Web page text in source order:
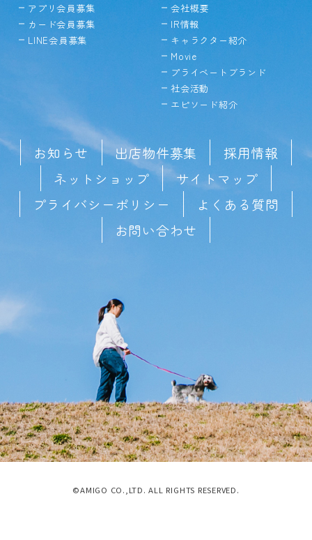
アプリ会員募集
カード会員募集
LINE会員募集
会社概要
IR情報
キャラクター紹介
Movie
プライベートブランド
社会活動
エピソード紹介
お知らせ 出店物件募集
採用情報
ネットショップ
サイトマップ
プライバシーポリシー
よくある質問
お問い合わせ
©AMIGO CO.,LTD. ALL RIGHTS RESERVED.